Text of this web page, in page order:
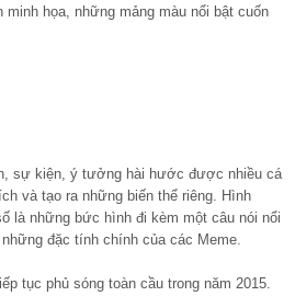
họa, những mảng màu nổi bật cuốn
sự kiện, ý tưởng hài hước được nhiều cá
và tạo ra những biến thể riêng. Hình
là những bức hình đi kèm một câu nói nổi
đặc tính chính của các Meme.
tục phủ sóng toàn cầu trong năm 2015.